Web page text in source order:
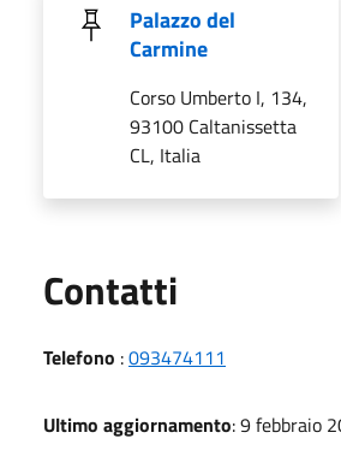
Palazzo del
Carmine
Corso Umberto I, 134,
93100 Caltanissetta
CL, Italia
Contatti
Telefono :093474111
Ultimo aggiornamento: 9 febbraio